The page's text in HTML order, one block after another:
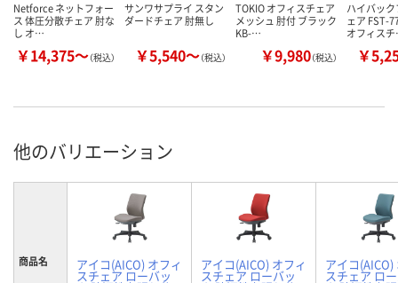
Netforce ネットフォー
ス 体圧分散チェア 肘な
し オ…
￥14,375～（税込）
サンワサプライ スタン
ダードチェア 肘無し
￥5,540～（税込）
TOKIO オフィスチェア
メッシュ 肘付 ブラック
KB-…
￥9,980（税込）
ハイバッ
ェア FST-
オフィス
￥
他のバリエーション
商品名 アイコ(AICO) オフィ
スチェア ローバッ
アイコ(AICO) オフィ
スチェア ローバッ
アイコ(AICO)
スチェア ロ